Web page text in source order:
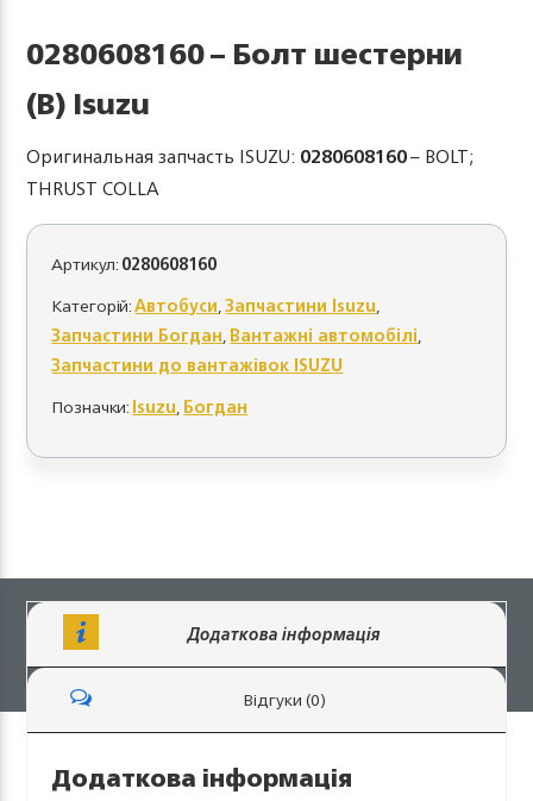
0280608160 – Болт шестерни
(В) Isuzu
Оригинальная запчасть ISUZU: 0280608160– BOLT;
THRUST COLLA
Артикул:0280608160
Категорій:Автобуси,Запчастини Isuzu,
Запчастини Богдан,Вантажні автомобілі,
Запчастини до вантажівок ISUZU
Позначки:Isuzu,Богдан
Додаткова інформація
Відгуки (0)
Додаткова інформація